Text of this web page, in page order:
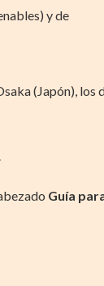
y de
(Japón), los
Guía